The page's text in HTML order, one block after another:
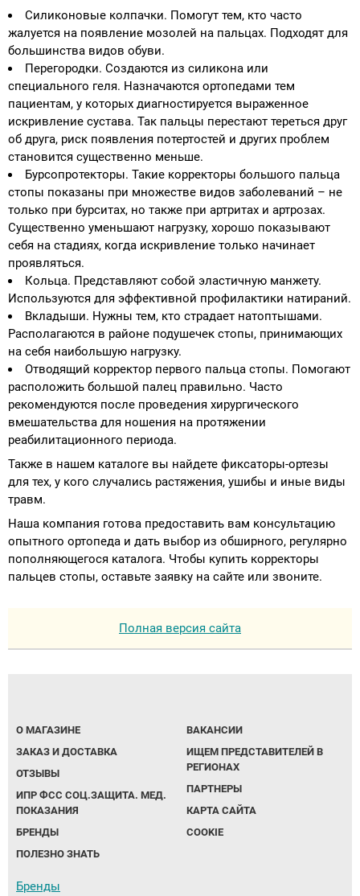
Силиконовые колпачки. Помогут тем, кто часто
жалуется на появление мозолей на пальцах. Подходят для
большинства видов обуви.
Перегородки. Создаются из силикона или
специального геля. Назначаются ортопедами тем
пациентам, у которых диагностируется выраженное
искривление сустава. Так пальцы перестают тереться друг
об друга, риск появления потертостей и других проблем
становится существенно меньше.
Бурсопротекторы. Такие корректоры большого пальца
стопы показаны при множестве видов заболеваний – не
только при бурситах, но также при артритах и артрозах.
Существенно уменьшают нагрузку, хорошо показывают
себя на стадиях, когда искривление только начинает
проявляться.
Кольца. Представляют собой эластичную манжету.
Используются для эффективной профилактики натираний.
Вкладыши. Нужны тем, кто страдает натоптышами.
Располагаются в районе подушечек стопы, принимающих
на себя наибольшую нагрузку.
Отводящий корректор первого пальца стопы. Помогают
расположить большой палец правильно. Часто
рекомендуются после проведения хирургического
вмешательства для ношения на протяжении
реабилитационного периода.
Также в нашем каталоге вы найдете фиксаторы-ортезы
для тех, у кого случались растяжения, ушибы и иные виды
травм.
Наша компания готова предоставить вам консультацию
опытного ортопеда и дать выбор из обширного, регулярно
пополняющегося каталога. Чтобы купить корректоры
пальцев стопы, оставьте заявку на сайте или звоните.
Полная версия сайта
О МАГАЗИНЕ
ЗАКАЗ И ДОСТАВКА
ОТЗЫВЫ
ИПР ФСС СОЦ.ЗАЩИТА. МЕД.
ПОКАЗАНИЯ
БРЕНДЫ
ПОЛЕЗНО ЗНАТЬ
ВАКАНСИИ
ИЩЕМ ПРЕДСТАВИТЕЛЕЙ В
РЕГИОНАХ
ПАРТНЕРЫ
КАРТА САЙТА
COOKIE
Бренды